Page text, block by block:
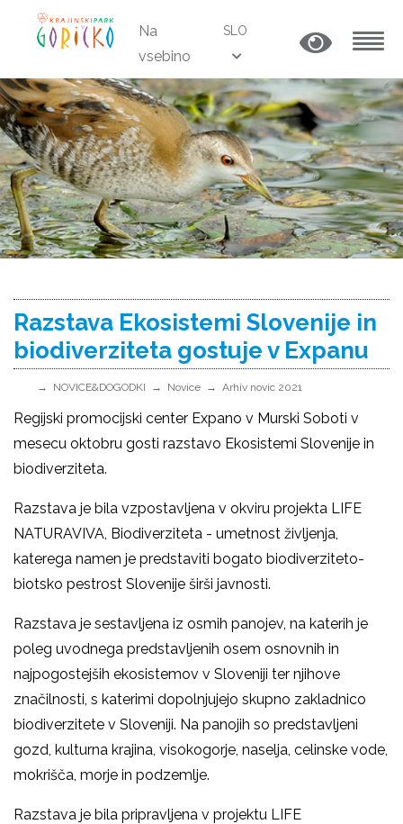
Na
vsebino
SLO
Razstava Ekosistemi Slovenije in
biodiverziteta gostuje v Expanu
NOVICE&DOGODKI Novice Arhiv novic 2021
Regijski promocijski center Expano v Murski Soboti v
mesecu oktobru gosti razstavo Ekosistemi Slovenije in
biodiverziteta.
Razstava je bila vzpostavljena v okviru projekta LIFE
NATURAVIVA, Biodiverziteta - umetnost življenja,
katerega namen je predstaviti bogato biodiverziteto-
biotsko pestrost Slovenije širši javnosti.
Razstava je sestavljena iz osmih panojev, na katerih je
poleg uvodnega predstavljenih osem osnovnih in
najpogostejših ekosistemov v Sloveniji ter njihove
značilnosti, s katerimi dopolnjujejo skupno zakladnico
biodiverzitete v Sloveniji. Na panojih so predstavljeni
gozd, kulturna krajina, visokogorje, naselja, celinske vode,
mokrišča, morje in podzemlje.
Razstava je bila pripravljena v projektu LIFE